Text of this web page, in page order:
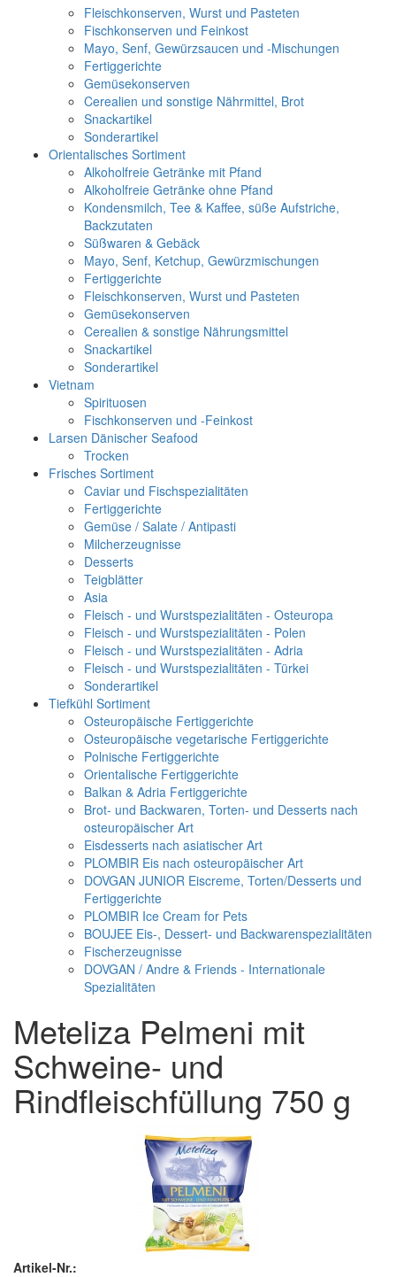
Fleischkonserven, Wurst und Pasteten
Fischkonserven und Feinkost
Mayo, Senf, Gewürzsaucen und -Mischungen
Fertiggerichte
Gemüsekonserven
Cerealien und sonstige Nährmittel, Brot
Snackartikel
Sonderartikel
Orientalisches Sortiment
Alkoholfreie Getränke mit Pfand
Alkoholfreie Getränke ohne Pfand
Kondensmilch, Tee & Kaffee, süße Aufstriche,
Backzutaten
Süßwaren & Gebäck
Mayo, Senf, Ketchup, Gewürzmischungen
Fertiggerichte
Fleischkonserven, Wurst und Pasteten
Gemüsekonserven
Cerealien & sonstige Nährungsmittel
Snackartikel
Sonderartikel
Vietnam
Spirituosen
Fischkonserven und -Feinkost
Larsen Dänischer Seafood
Trocken
Frisches Sortiment
Caviar und Fischspezialitäten
Fertiggerichte
Gemüse / Salate / Antipasti
Milcherzeugnisse
Desserts
Teigblätter
Asia
Fleisch - und Wurstspezialitäten - Osteuropa
Fleisch - und Wurstspezialitäten - Polen
Fleisch - und Wurstspezialitäten - Adria
Fleisch - und Wurstspezialitäten - Türkei
Sonderartikel
Tiefkühl Sortiment
Osteuropäische Fertiggerichte
Osteuropäische vegetarische Fertiggerichte
Polnische Fertiggerichte
Orientalische Fertiggerichte
Balkan & Adria Fertiggerichte
Brot- und Backwaren, Torten- und Desserts nach
osteuropäischer Art
Eisdesserts nach asiatischer Art
PLOMBIR Eis nach osteuropäischer Art
DOVGAN JUNIOR Eiscreme, Torten/Desserts und
Fertiggerichte
PLOMBIR Ice Cream for Pets
BOUJEE Eis-, Dessert- und Backwarenspezialitäten
Fischerzeugnisse
DOVGAN / Andre & Friends - Internationale
Spezialitäten
Meteliza Pelmeni mit
Schweine- und
Rindfleischfüllung 750 g
Artikel-Nr.: